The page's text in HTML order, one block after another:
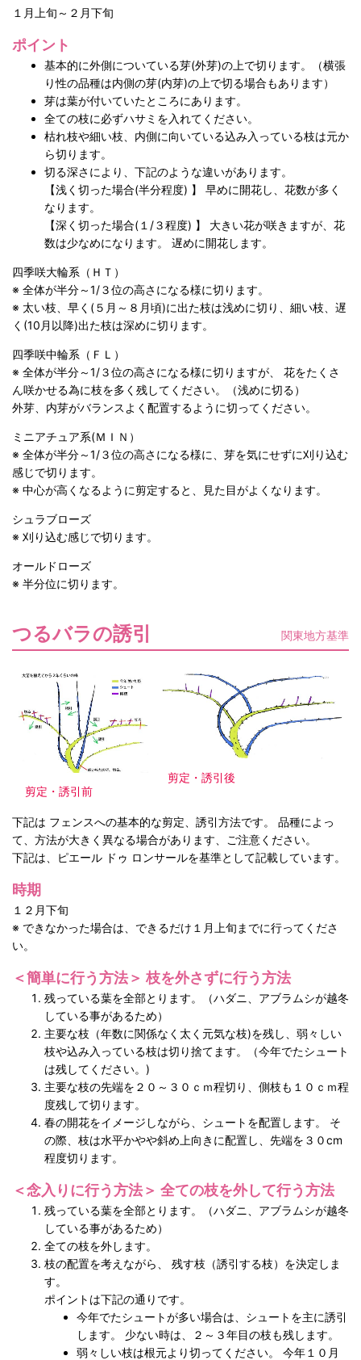
１月上旬～２月下旬
ポイント
基本的に外側についている芽(外芽)の上で切ります。（横張
り性の品種は内側の芽(内芽)の上で切る場合もあります）
芽は葉が付いていたところにあります。
全ての枝に必ずハサミを入れてください。
枯れ枝や細い枝、内側に向いている込み入っている枝は元か
ら切ります。
切る深さにより、下記のような違いがあります。
【浅く切った場合(半分程度) 】 早めに開花し、花数が多く
なります。
【深く切った場合(１/３程度) 】 大きい花が咲きますが、花
数は少なめになります。 遅めに開花します。
四季咲大輪系（ＨＴ）
※ 全体が半分～1/３位の高さになる様に切ります。
※ 太い枝、早く(５月～８月頃)に出た枝は浅めに切り、細い枝、遅
く(10月以降)出た枝は深めに切ります。
四季咲中輪系（ＦＬ）
※ 全体が半分～1/３位の高さになる様に切りますが、 花をたくさ
ん咲かせる為に枝を多く残してください。（浅めに切る）
外芽、内芽がバランスよく配置するように切ってください。
ミニアチュア系(ＭＩＮ）
※ 全体が半分～1/３位の高さになる様に、芽を気にせずに刈り込む
感じで切ります。
※ 中心が高くなるように剪定すると、見た目がよくなります。
シュラブローズ
※ 刈り込む感じで切ります。
オールドローズ
※ 半分位に切ります。
つるバラの誘引 関東地方基準
剪定・誘引前
剪定・誘引後
下記は フェンスへの基本的な剪定、誘引方法です。 品種によっ
て、方法が大きく異なる場合があります、ご注意ください。
下記は、ピエール ドゥ ロンサールを基準として記載しています。
時期
１２月下旬
※ できなかった場合は、できるだけ１月上旬までに行ってくださ
い。
＜簡単に行う方法＞ 枝を外さずに行う方法
残っている葉を全部とります。（ハダニ、アブラムシが越冬
している事があるため）
主要な枝（年数に関係なく太く元気な枝)を残し、弱々しい
枝や込み入っている枝は切り捨てます。（今年でたシュート
は残してください。)
主要な枝の先端を２０～３０ｃｍ程切り、側枝も１０ｃｍ程
度残して切ります。
春の開花をイメージしながら、シュートを配置します。 そ
の際、枝は水平かやや斜め上向きに配置し、先端を３０cm
程度切ります。
＜念入りに行う方法＞ 全ての枝を外して行う方法
残っている葉を全部とります。（ハダニ、アブラムシが越冬
している事があるため）
全ての枝を外します。
枝の配置を考えながら、 残す枝（誘引する枝）を決定しま
す。
ポイントは下記の通りです。
今年でたシュートが多い場合は、シュートを主に誘引
します。 少ない時は、２～３年目の枝も残します。
弱々しい枝は根元より切ってください。 今年１０月